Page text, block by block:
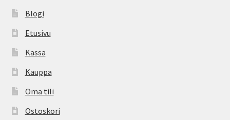
Blogi
Etusivu
Kassa
Kauppa
Oma tili
Ostoskori